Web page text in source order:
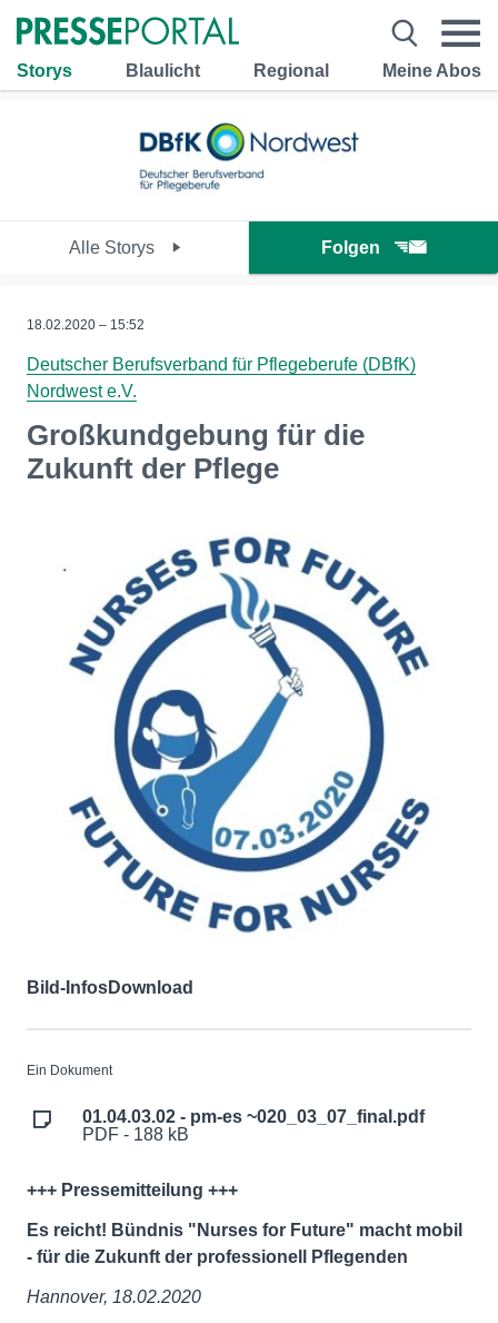
Storys Blaulicht Regional Meine Abos
Alle Storys Folgen
18.02.2020 – 15:52
Deutscher Berufsverband für Pflegeberufe (DBfK)
Nordwest e.V.
Großkundgebung für die
Zukunft der Pflege
Bild-InfosDownload
Ein Dokument
01.04.03.02 - pm-es ~020_03_07_final.pdf
PDF - 188 kB
+++ Pressemitteilung +++
Es reicht! Bündnis "Nurses for Future" macht mobil
- für die Zukunft der professionell Pflegenden
Hannover, 18.02.2020